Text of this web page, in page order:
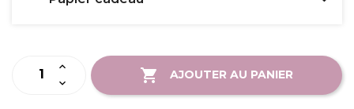
AJOUTER AU PANIER